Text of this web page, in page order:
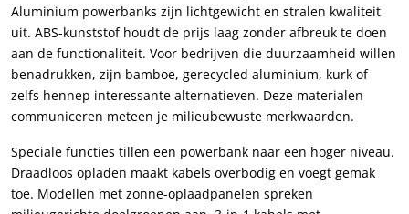
Aluminium powerbanks zijn lichtgewicht en stralen kwaliteit
uit. ABS-kunststof houdt de prijs laag zonder afbreuk te doen
aan de functionaliteit. Voor bedrijven die duurzaamheid willen
benadrukken, zijn bamboe, gerecycled aluminium, kurk of
zelfs hennep interessante alternatieven. Deze materialen
communiceren meteen je milieubewuste merkwaarden.
Speciale functies tillen een powerbank naar een hoger niveau.
Draadloos opladen maakt kabels overbodig en voegt gemak
toe. Modellen met zonne-oplaadpanelen spreken